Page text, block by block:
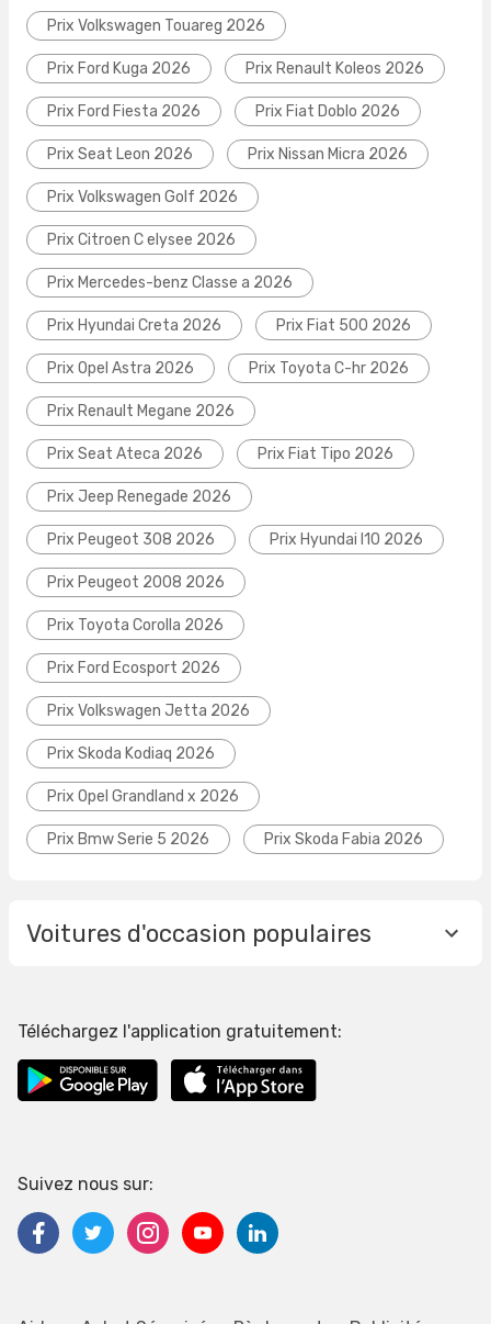
Prix Volkswagen Touareg 2026
Prix Ford Kuga 2026 Prix Renault Koleos 2026
Prix Ford Fiesta 2026 Prix Fiat Doblo 2026
Prix Seat Leon 2026 Prix Nissan Micra 2026
Prix Volkswagen Golf 2026
Prix Citroen C elysee 2026
Prix Mercedes-benz Classe a 2026
Prix Hyundai Creta 2026 Prix Fiat 500 2026
Prix Opel Astra 2026 Prix Toyota C-hr 2026
Prix Renault Megane 2026
Prix Seat Ateca 2026 Prix Fiat Tipo 2026
Prix Jeep Renegade 2026
Prix Peugeot 308 2026 Prix Hyundai I10 2026
Prix Peugeot 2008 2026
Prix Toyota Corolla 2026
Prix Ford Ecosport 2026
Prix Volkswagen Jetta 2026
Prix Skoda Kodiaq 2026
Prix Opel Grandland x 2026
Prix Bmw Serie 5 2026 Prix Skoda Fabia 2026
Voitures d'occasion populaires
Téléchargez l'application gratuitement:
Suivez nous sur: